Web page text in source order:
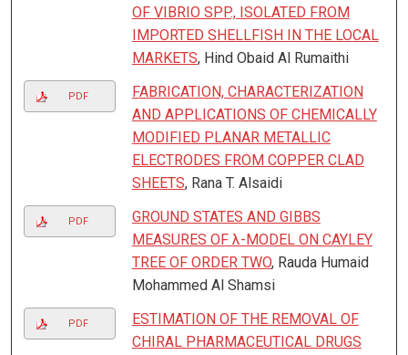
OF VIBRIO SPP., ISOLATED FROM
IMPORTED SHELLFISH IN THE LOCAL
MARKETS, Hind Obaid Al Rumaithi
PDF
FABRICATION, CHARACTERIZATION
AND APPLICATIONS OF CHEMICALLY
MODIFIED PLANAR METALLIC
ELECTRODES FROM COPPER CLAD
SHEETS, Rana T. Alsaidi
PDF
GROUND STATES AND GIBBS
MEASURES OF λ-MODEL ON CAYLEY
TREE OF ORDER TWO, Rauda Humaid
Mohammed Al Shamsi
PDF
ESTIMATION OF THE REMOVAL OF
CHIRAL PHARMACEUTICAL DRUGS